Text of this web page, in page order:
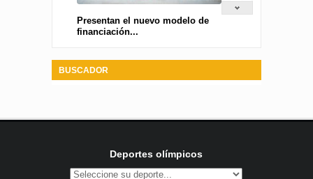
Presentan el nuevo modelo de
financiación...
BUSCADOR
Deportes olímpicos